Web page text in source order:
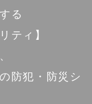
る
ティ】
防犯・防災シ